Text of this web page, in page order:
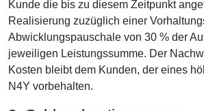
Kunde die bis zu diesem Zeitpunkt
Realisierung zuzüglich einer
Abwicklungspauschale von 30 % der
jeweiligen Leistungssumme. Der
Kosten bleibt dem Kunden, der eines
N4Y vorbehalten.